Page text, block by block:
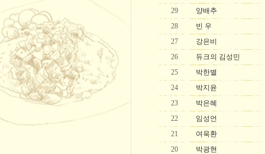
29
양배추
28
빈 우
27
강은비
26
듀크의 김성민
25
박한별
24
박지윤
23
박은혜
22
임성언
21
여욱환
20
박광현